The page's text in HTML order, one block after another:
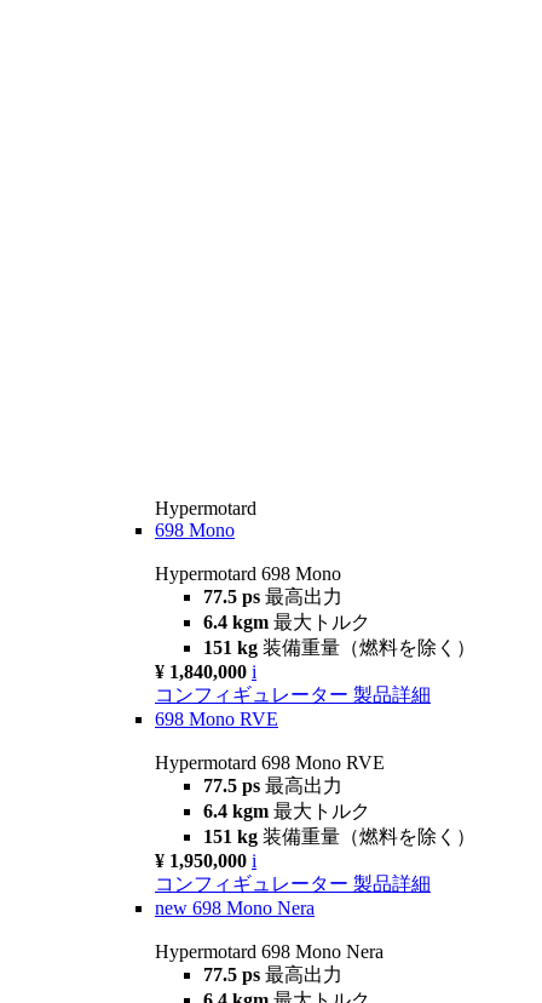
Hypermotard
698 Mono
Hypermotard 698 Mono
77.5 ps 最高出力
6.4 kgm 最大トルク
151 kg 装備重量（燃料を除く）
¥ 1,840,000 i
コンフィギュレーター 製品詳細
698 Mono RVE
Hypermotard 698 Mono RVE
77.5 ps 最高出力
6.4 kgm 最大トルク
151 kg 装備重量（燃料を除く）
¥ 1,950,000 i
コンフィギュレーター 製品詳細
new 698 Mono Nera
Hypermotard 698 Mono Nera
77.5 ps 最高出力